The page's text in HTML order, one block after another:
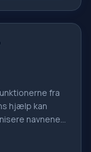
fra
hjælp kan
navnene
for at